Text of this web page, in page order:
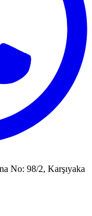
No: 98/2, Karşıyaka